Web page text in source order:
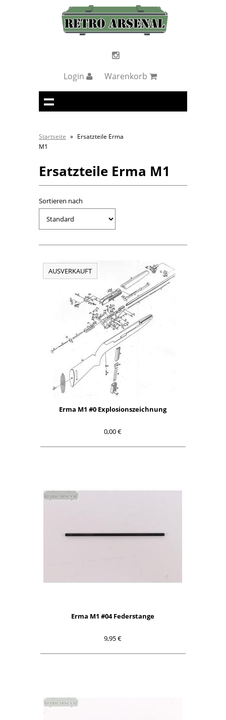
Login Warenkorb
Startseite » Ersatzteile Erma
M1
Ersatzteile Erma M1
Sortieren nach
AUSVERKAUFT
Erma M1 #0 Explosionszeichnung
0,00 €
Erma M1 #04 Federstange
9,95 €